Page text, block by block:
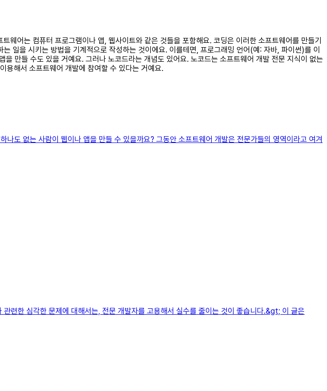
웨어는 컴퓨터 프로그램이나 앱, 웹사이트와 같은 것들을 포함해요. 코딩은 이러한 소프트웨어를 만들기
일을 시키는 방법을 기계적으로 작성하는 것이에요. 이를테면, 프로그래밍 언어(예: 자바, 파이썬)를 이
만들 수도 있을 거예요. 그러나 노코드라는 개념도 있어요. 노코드는 소프트웨어 개발 전문 지식이 없는
용해서 소프트웨어 개발에 참여할 수 있다는 거예요.
도 없는 사람이 웹이나 앱을 만들 수 있을까요? 그동안 소프트웨어 개발은 전문가들의 영역이라고 여겨
련한 심각한 문제에 대해서는, 전문 개발자를 고용해서 실수를 줄이는 것이 좋습니다.&gt; 이 글은